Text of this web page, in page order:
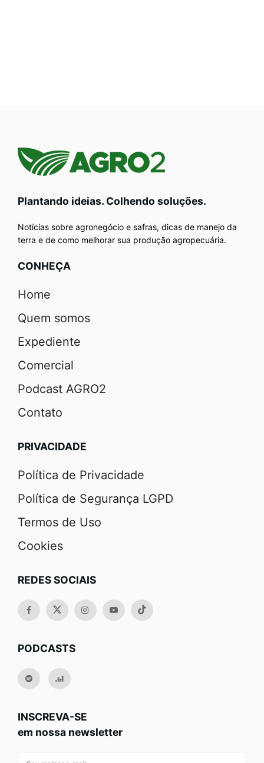
Plantando ideias. Colhendo soluções.
Notícias sobre agronegócio e safras, dicas de manejo da
terra e de como melhorar sua produção agropecuária.
CONHEÇA
Home
Quem somos
Expediente
Comercial
Podcast AGRO2
Contato
PRIVACIDADE
Política de Privacidade
Política de Segurança LGPD
Termos de Uso
Cookies
REDES SOCIAIS
PODCASTS
INSCREVA-SE
em nossa newsletter